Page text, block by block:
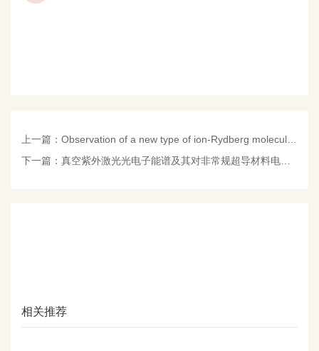
上一篇： Observation of a new type of ion-Rydberg molecule and its vibrational dynamics with an ion microscope
下一篇： 真空紫外激光光电子能谱及其对非常规超导材料电子结构的研究
相关推荐